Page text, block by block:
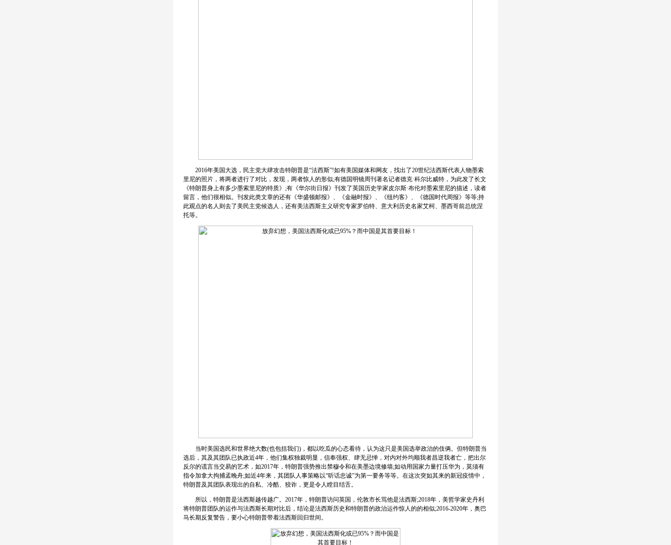
2016年美国大选，民主党大肆攻击特朗普是“法西斯”!如有美国媒体和网友，找出了20世纪法西斯代表人物墨索
里尼的照片，将两者进行了对比，发现，两者惊人的形似;有德国明镜周刊著名记者德克·科尔比威特，为此发了长文
《特朗普身上有多少墨索里尼的特质》;有《华尔街日报》刊发了英国历史学家皮尔斯·布伦对墨索里尼的描述，读者
留言，他们很相似。刊发此类文章的还有《华盛顿邮报》、《金融时报》、《纽约客》、《德国时代周报》等等;持
此观点的名人则去了美民主党候选人，还有美法西斯主义研究专家罗伯特、意大利历史名家艾柯、墨西哥前总统涅
托等。
当时美国选民和世界绝大数(也包括我们)，都以吃瓜的心态看待，认为这只是美国选举政治的伎俩。但特朗普当
选后，其及其团队已执政近4年，他们集权独裁明显，信奉强权、肆无忌惮，对内对外均顺我者昌逆我者亡，把出尔
反尔的谎言当交易的艺术，如2017年，特朗普强势推出禁穆令和在美墨边境修墙;如动用国家力量打压华为，莫须有
指令加拿大拘捕孟晚舟;如近4年来，其团队人事策略以“听话忠诚”为第一要务等等。在这次突如其来的新冠疫情中，
特朗普及其团队表现出的自私、冷酷、狡诈，更是令人瞠目结舌。
所以，特朗普是法西斯越传越广。2017年，特朗普访问英国，伦敦市长骂他是法西斯;2018年，美哲学家史丹利
将特朗普团队的运作与法西斯长期对比后，结论是法西斯历史和特朗普的政治运作惊人的的相似;2016-2020年，奥巴
马长期反复警告，要小心特朗普带着法西斯回归世间。